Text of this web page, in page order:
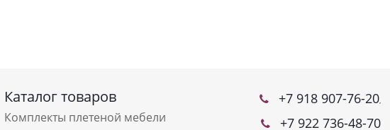
Каталог товаров
Комплекты плетеной мебели
+7 918 907-76-20,
+7 922 736-48-70